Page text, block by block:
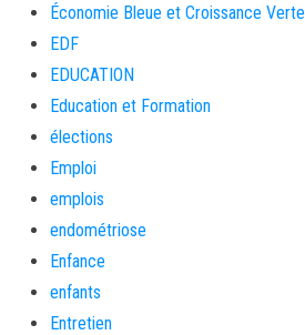
Économie Bleue et Croissance Verte
EDF
EDUCATION
Education et Formation
élections
Emploi
emplois
endométriose
Enfance
enfants
Entretien